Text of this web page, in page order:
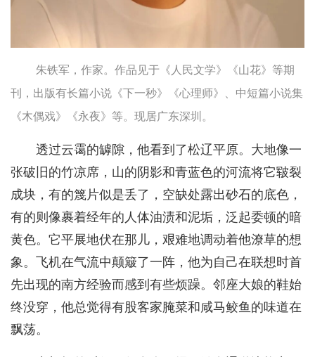
朱铁军，作家。作品见于《人民文学》《山花》等期
刊，出版有长篇小说《下一秒》《心理师》、中短篇小说集
《木偶戏》《永夜》等。现居广东深圳。
透过云霭的罅隙，他看到了松辽平原。大地像一
张破旧的竹凉席，山的阴影和青蓝色的河流将它皲裂
成块，有的篾片似是丢了，空缺处露出砂石的底色，
有的则像裹着经年的人体油渍和泥垢，泛起委顿的暗
黄色。它平展地伏在那儿，艰难地调动着他潦草的想
象。飞机在气流中颠簸了一阵，他为自己在联想时首
先出现的南方经验而感到有些烦躁。邻座大娘的鞋始
终没穿，他总觉得有股客家腌菜和咸马鲛鱼的味道在
飘荡。